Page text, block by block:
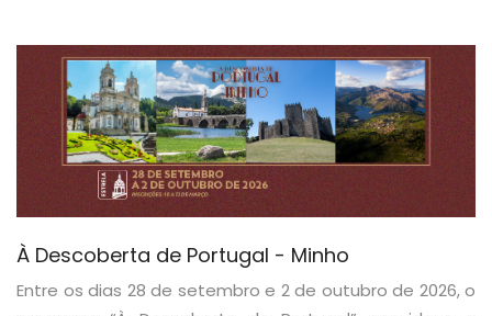
À Descoberta de Portugal - Minho
Entre os dias 28 de setembro e 2 de outubro de 2026, o